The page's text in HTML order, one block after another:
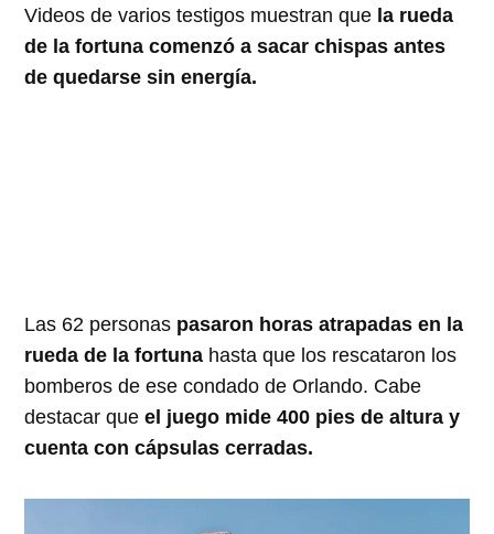
Videos de varios testigos muestran que la rueda
de la fortuna comenzó a sacar chispas antes
de quedarse sin energía.
Las 62 personas pasaron horas atrapadas en la
rueda de la fortuna hasta que los rescataron los
bomberos de ese condado de Orlando. Cabe
destacar queel juego mide 400 pies de altura y
cuenta con cápsulas cerradas.